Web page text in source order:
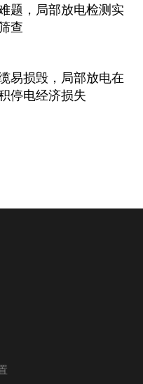
题，局部放电检测实
查
易损毁，局部放电在
停电经济损失